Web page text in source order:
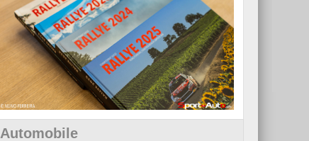
Automobile